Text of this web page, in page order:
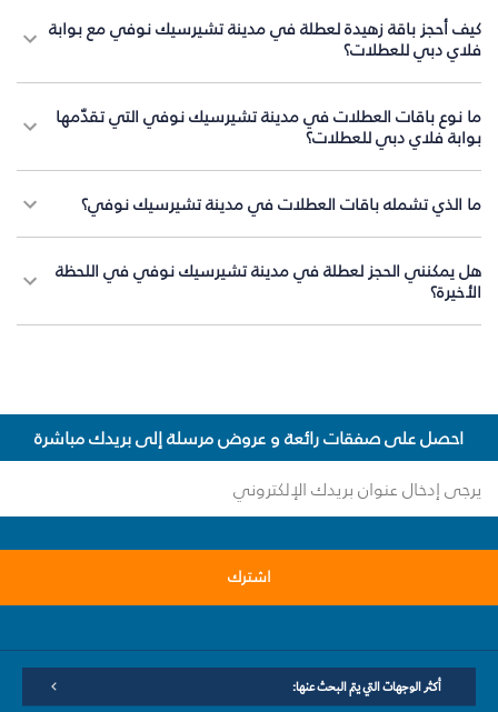
كيف أحجز باقة زهيدة لعطلة في مدينة تشيرسيك نوفي مع بوابة
فلاي دبي للعطلات؟
ما نوع باقات العطلات في مدينة تشيرسيك نوفي التي تقدّمها
بوابة فلاي دبي للعطلات؟
ما الذي تشمله باقات العطلات في مدينة تشيرسيك نوفي؟
هل يمكنني الحجز لعطلة في مدينة تشيرسيك نوفي في اللحظة
الأخيرة؟
احصل على صفقات رائعة و عروض مرسلة إلى بريدك مباشرة
اشترك
أكثر الوجهات التي يتم البحث عنها: